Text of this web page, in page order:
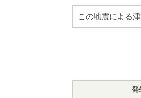
この地震による
発